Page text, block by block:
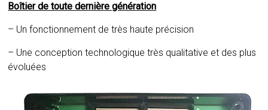
Boîtier de toute dernière génération
– Un fonctionnement de très haute précision
– Une conception technologique très qualitative et des plus
évoluées